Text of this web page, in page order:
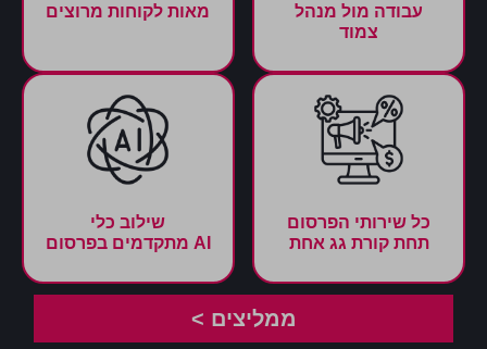
עבודה מול מנהל
צמוד
מאות לקוחות מרוצים
כל שירותי הפרסום
תחת קורת גג אחת
שילוב כלי
AI מתקדמים בפרסום
ממליצים >